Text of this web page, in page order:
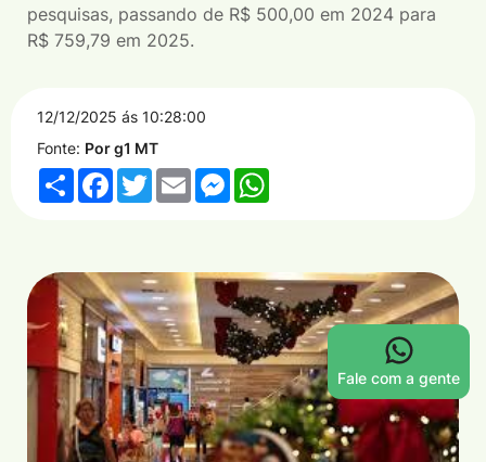
pesquisas, passando de R$ 500,00 em 2024 para
R$ 759,79 em 2025.
12/12/2025 ás 10:28:00
Fonte: Por g1 MT
ShareFacebook
Twitter
EmailMessenger
Fale com a gente